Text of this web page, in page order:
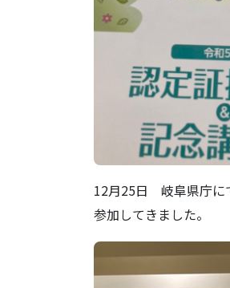
12月25日 岐阜県庁に
参加してきました。